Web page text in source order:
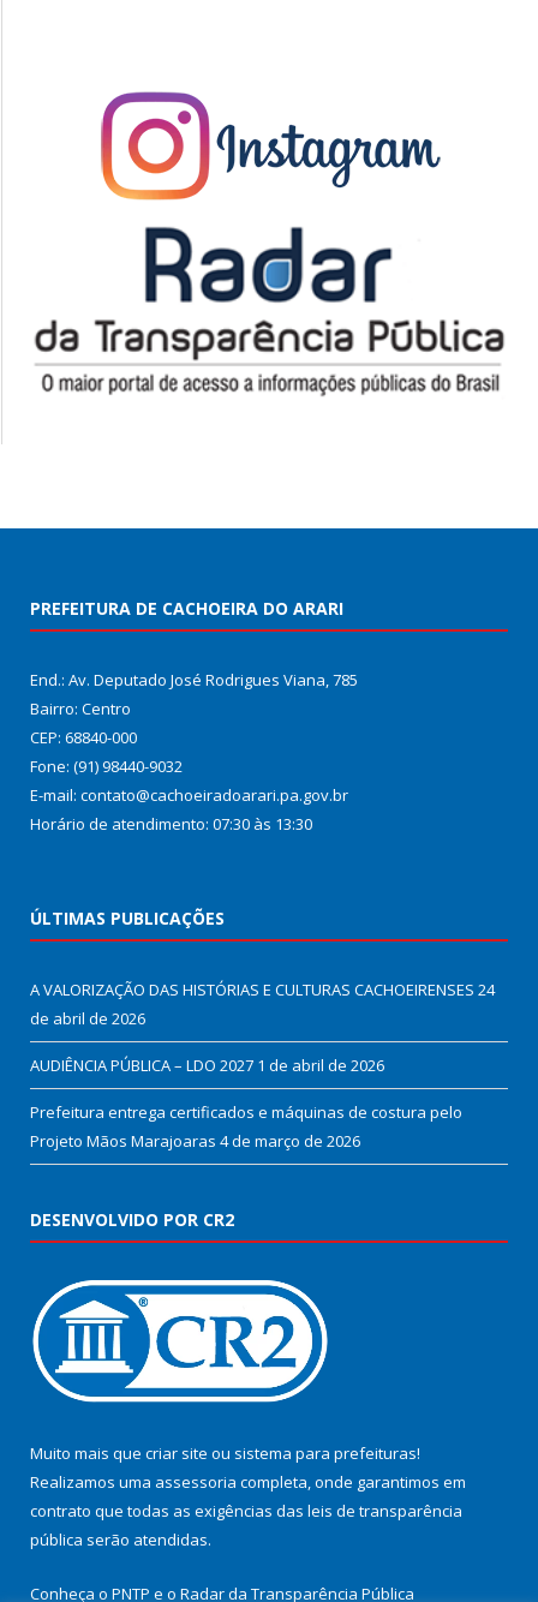
PREFEITURA DE CACHOEIRA DO ARARI
End.: Av. Deputado José Rodrigues Viana, 785
Bairro: Centro
CEP: 68840-000
Fone: (91) 98440-9032
E-mail: contato@cachoeiradoarari.pa.gov.br
Horário de atendimento: 07:30 às 13:30
ÚLTIMAS PUBLICAÇÕES
A VALORIZAÇÃO DAS HISTÓRIAS E CULTURAS CACHOEIRENSES 24
de abril de 2026
AUDIÊNCIA PÚBLICA – LDO 2027 1 de abril de 2026
Prefeitura entrega certificados e máquinas de costura pelo
Projeto Mãos Marajoaras 4 de março de 2026
DESENVOLVIDO POR CR2
Muito mais que criar site ou sistema para prefeituras!
Realizamos uma assessoria completa, onde garantimos em
contrato que todas as exigências das leis de transparência
pública serão atendidas.
Conheça o PNTP e o Radar da Transparência Pública